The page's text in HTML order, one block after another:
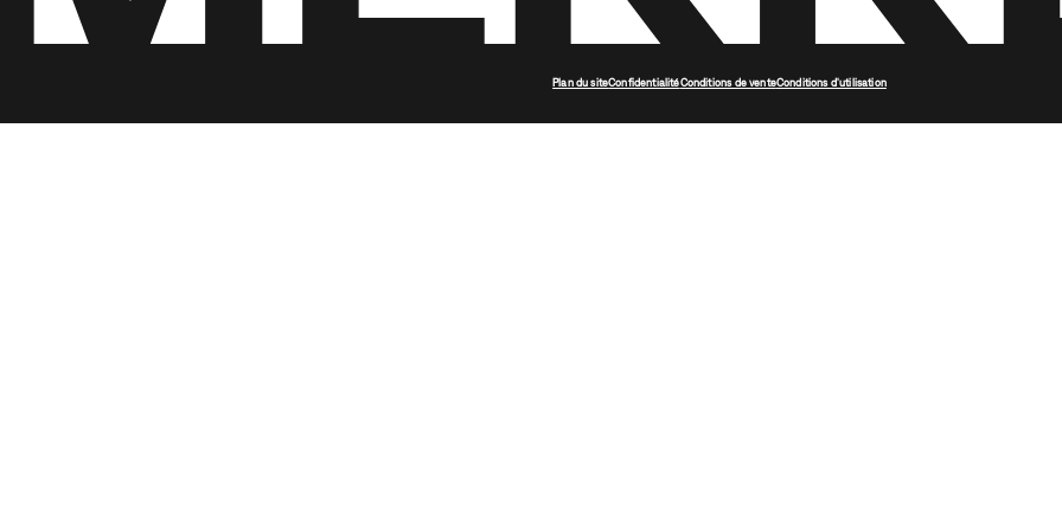
Plan du siteConfidentialitéConditions de venteConditions d'utilisation